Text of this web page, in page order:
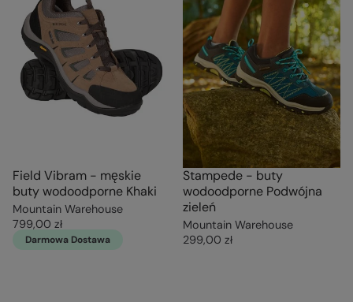
Field Vibram - męskie
buty wodoodporne Khaki
Mountain Warehouse
799,00 zł
Darmowa Dostawa
Stampede - buty
wodoodporne Podwójna
zieleń
Mountain Warehouse
299,00 zł